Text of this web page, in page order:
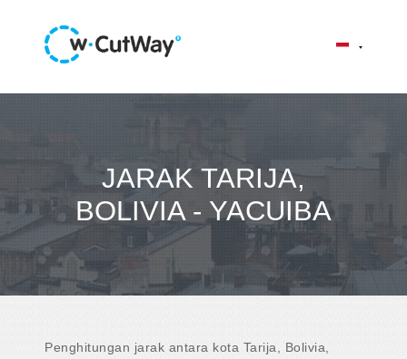
JARAK TARIJA,
BOLIVIA - YACUIBA
Penghitungan jarak antara kota Tarija, Bolivia,